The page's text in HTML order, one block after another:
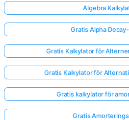
Algebra
Gratis Alpha
Gratis Kalkylator för
Gratis Kalkylator för
Gratis kalkylator för
Gratis